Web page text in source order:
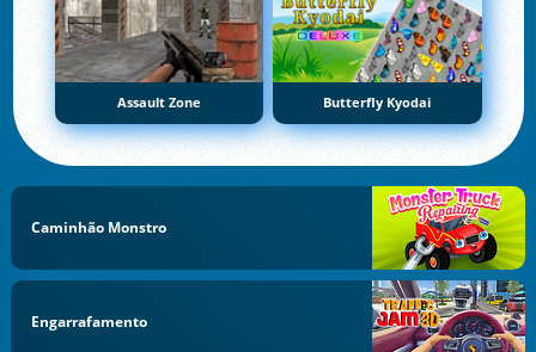
Assault Zone Butterfly Kyodai
Caminhão Monstro
Engarrafamento